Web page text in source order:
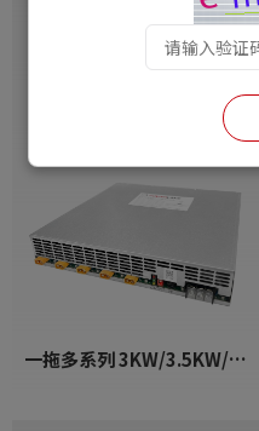
一拖多系列 3KW/3.5KW/4KW/4.5KW AC/DC 模块